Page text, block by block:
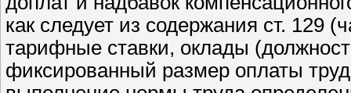
как следует из содержания ст. 129
тарифные ставки, оклады
фиксированный размер оплаты